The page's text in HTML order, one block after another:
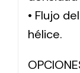
• Flujo
hélice.